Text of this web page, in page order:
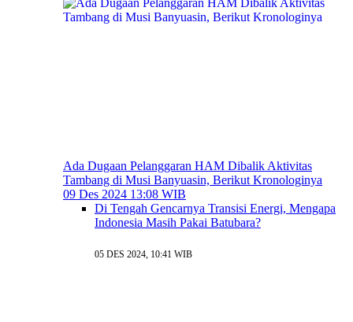
Ada Dugaan Pelanggaran HAM Dibalik Aktivitas
Tambang di Musi Banyuasin, Berikut Kronologinya
09 Des 2024 13:08 WIB
Di Tengah Gencarnya Transisi Energi, Mengapa
Indonesia Masih Pakai Batubara?
05 DES 2024, 10:41 WIB